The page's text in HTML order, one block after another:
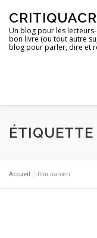
contenu
Un blog pour les
bon livre (ou tout autre
blog pour parler, dire et
ACCUEIL UN
DES IMAGES
ÉTIQUETTE
Accueil »film iranien